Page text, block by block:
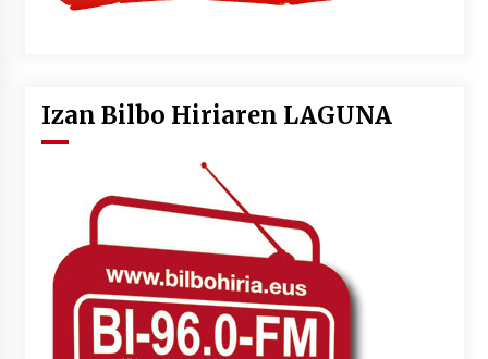
Izan Bilbo Hiriaren LAGUNA